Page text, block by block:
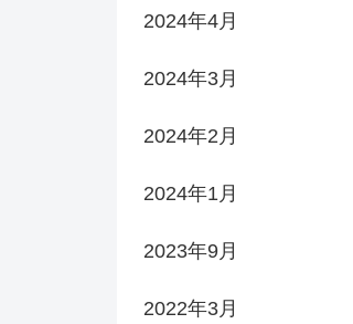
2024年4月
2024年3月
2024年2月
2024年1月
2023年9月
2022年3月